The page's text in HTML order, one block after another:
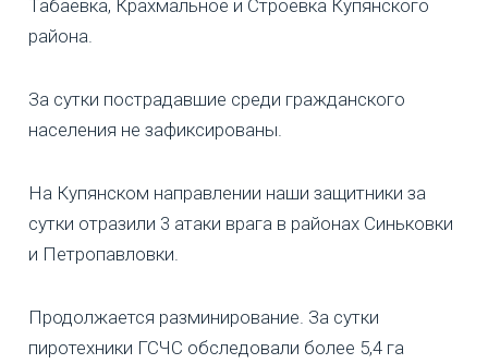
Табаевка, Крахмальное и Строевка Купянского
района.
За сутки пострадавшие среди гражданского
населения не зафиксированы.
На Купянском направлении наши защитники за
сутки отразили 3 атаки врага в районах Синьковки
и Петропавловки.
Продолжается разминирование. За сутки
пиротехники ГСЧС обследовали более 5,4 га